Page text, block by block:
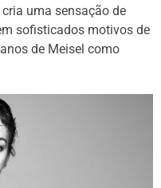
uma sensação de
sofisticados motivos de
de Meisel como